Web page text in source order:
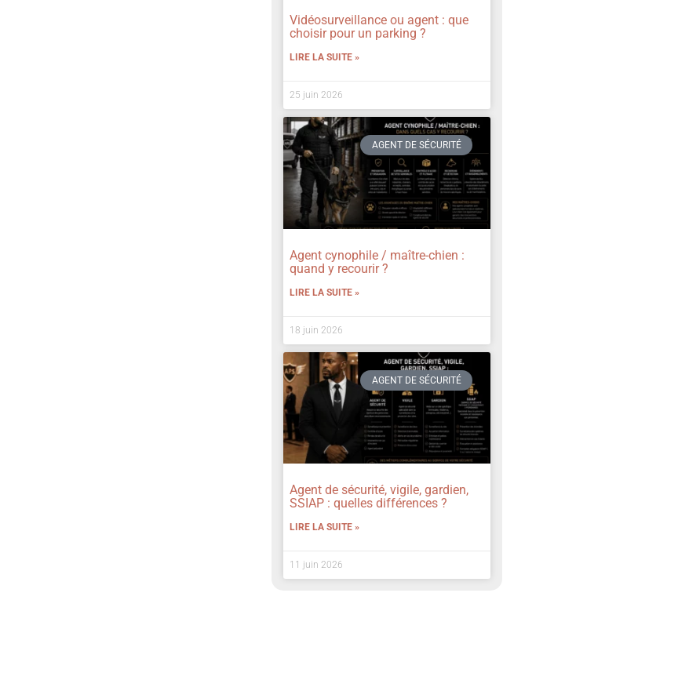
Vidéosurveillance ou agent : que
choisir pour un parking ?
LIRE LA SUITE »
25 juin 2026
AGENT DE SÉCURITÉ
Agent cynophile / maître-chien :
quand y recourir ?
LIRE LA SUITE »
18 juin 2026
AGENT DE SÉCURITÉ
Agent de sécurité, vigile, gardien,
SSIAP : quelles différences ?
LIRE LA SUITE »
11 juin 2026